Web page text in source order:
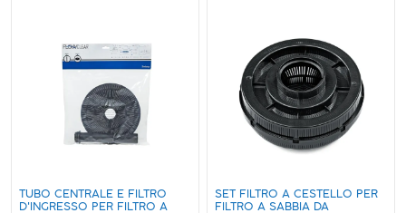
TUBO CENTRALE E FILTRO
D'INGRESSO PER FILTRO A
SET FILTRO A CESTELLO PER
FILTRO A SABBIA DA